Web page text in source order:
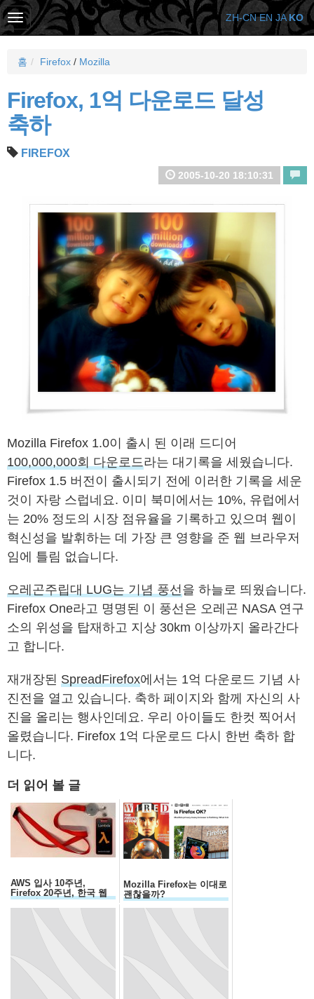
홈 Firefox / Mozilla
Firefox, 1억 다운로드 달성
축하
FIREFOX
2005-10-20 18:10:31
Mozilla Firefox 1.0이 출시 된 이래 드디어
100,000,000회 다운로드라는 대기록을 세웠습니다.
Firefox 1.5 버전이 출시되기 전에 이러한 기록을 세운
것이 자랑 스럽네요. 이미 북미에서는 10%, 유럽에서
는 20% 정도의 시장 점유율을 기록하고 있으며 웹이
혁신성을 발휘하는 데 가장 큰 영향을 준 웹 브라우저
임에 틀림 없습니다.
오레곤주립대 LUG는 기념 풍선을 하늘로 띄웠습니다.
Firefox One라고 명명된 이 풍선은 오레곤 NASA 연구
소의 위성을 탑재하고 지상 30km 이상까지 올라간다
고 합니다.
재개장된 SpreadFirefox에서는 1억 다운로드 기념 사
진전을 열고 있습니다. 축하 페이지와 함께 자신의 사
진을 올리는 행사인데요. 우리 아이들도 한컷 찍어서
올렸습니다. Firefox 1억 다운로드 다시 한번 축하 합
니다.
더 읽어 볼 글
AWS 입사 10주년,
Firefox 20주년, 한국 웹
30주년...
Mozilla Firefox는 이대로
괜찮을까?
ZH-CN EN JA KO